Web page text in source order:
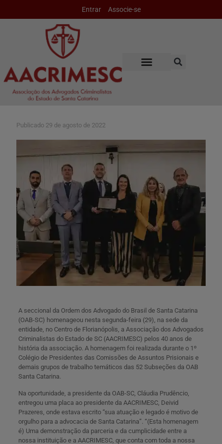
Entrar Associe-se
Publicado 29 de agosto de 2022
A seccional da Ordem dos Advogado do Brasil de Santa Catarina
(OAB-SC) homenageou nesta segunda-feira (29), na sede da
entidade, no Centro de Florianópolis, a Associação dos Advogados
Criminalistas do Estado de SC (AACRIMESC) pelos 40 anos de
história da associação. A homenagem foi realizada durante o 1º
Colégio de Presidentes das Comissões de Assuntos Prisionais e
demais grupos de trabalho temáticos das 52 Subseções da OAB
Santa Catarina.
Na oportunidade, a presidente da OAB-SC, Cláudia Prudêncio,
entregou uma placa ao presidente da AACRIMESC, Deivid
Prazeres, onde estava escrito “sua atuação e legado é motivo de
orgulho para a advocacia de Santa Catarina”. “(Esta homenagem
é) Uma demonstração da parceria e da cumplicidade entre a
nossa instituição e a AACRIMESC, que conta com toda a nossa